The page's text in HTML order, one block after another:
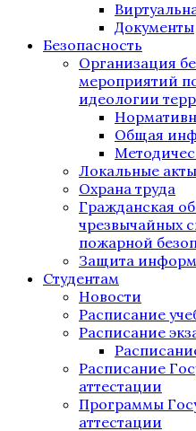
Документы
Безопасность
Организация
мероприятий
идеологии
Общая
Локальные акты
Охрана труда
Гражданская
чрезвычайных
пожарной
Защита
Студентам
Новости
Расписание
Расписание
Расписание
аттестации
Программы
аттестации